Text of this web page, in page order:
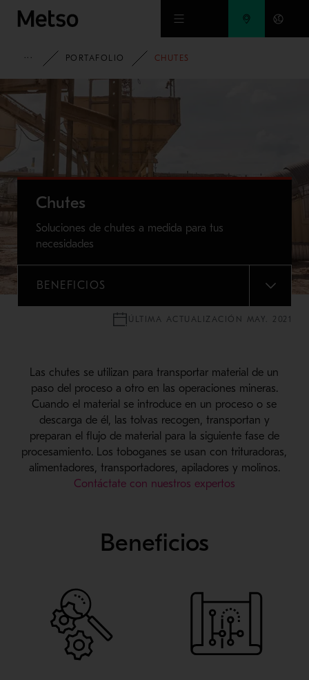
Ir al contenido principal
HOME
PORTAFOLIO CHUTES
Chutes
Soluciones de chutes a medida para tus
necesidades
BENEFICIOS
MENU
ÚLTIMA ACTUALIZACIÓN MAY. 2021
Las chutes se utilizan para transportar material de un
paso del proceso a otro en las operaciones mineras.
Cuando el material se introduce en un proceso o se
descarga de él, las tolvas recogen, transportan y
preparan el flujo de material para la siguiente fase de
procesamiento. Los toboganes se usan con trituradoras,
alimentadores, transportadores, apiladores y molinos.
Contáctate con nuestros expertos
Beneficios